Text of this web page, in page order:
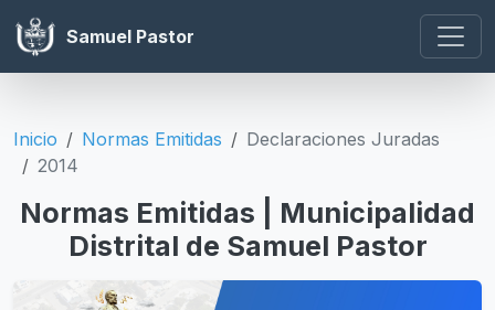
Samuel Pastor
Inicio Normas Emitidas
Declaraciones Juradas
2014
Normas Emitidas | Municipalidad
Distrital de Samuel Pastor